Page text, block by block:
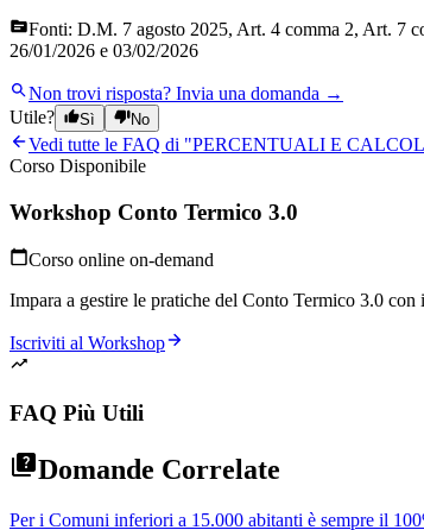
Fonti: D.M. 7 agosto 2025, Art. 4 comma 2, Art. 7
26/01/2026 e 03/02/2026
Non trovi risposta? Invia una domanda →
Utile?
Sì No
Vedi tutte le FAQ di "PERCENTUALI E
Corso Disponibile
Workshop Conto Termico 3.0
Corso online on-demand
Impara a gestire le pratiche del Conto Termico 3.0
Iscriviti al Workshop
FAQ Più Utili
Domande Correlate
Per i Comuni inferiori a 15.000 abitanti è sempre il